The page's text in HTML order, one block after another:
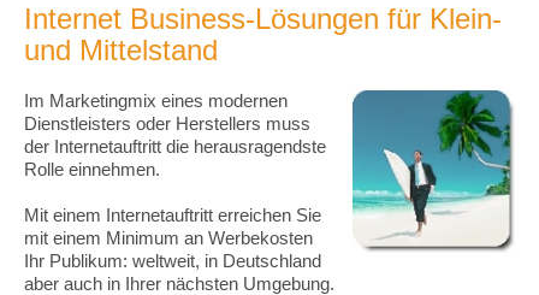
Internet Business-Lösungen für Klein-
und Mittelstand
Im Marketingmix eines modernen
Dienstleisters oder Herstellers muss
der Internetauftritt die herausragendste
Rolle einnehmen.
Mit einem Internetauftritt erreichen Sie
mit einem Minimum an Werbekosten
Ihr Publikum: weltweit, in Deutschland
aber auch in Ihrer nächsten Umgebung.